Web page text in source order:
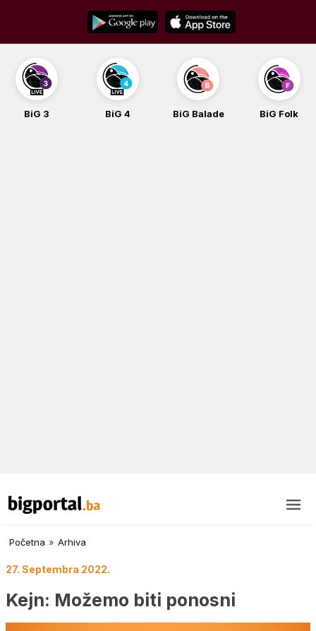
content
BiG 3 BiG 4 BiG Balade BiG Folk
Početna » Arhiva
27. Septembra 2022.
Kejn: Možemo biti ponosni